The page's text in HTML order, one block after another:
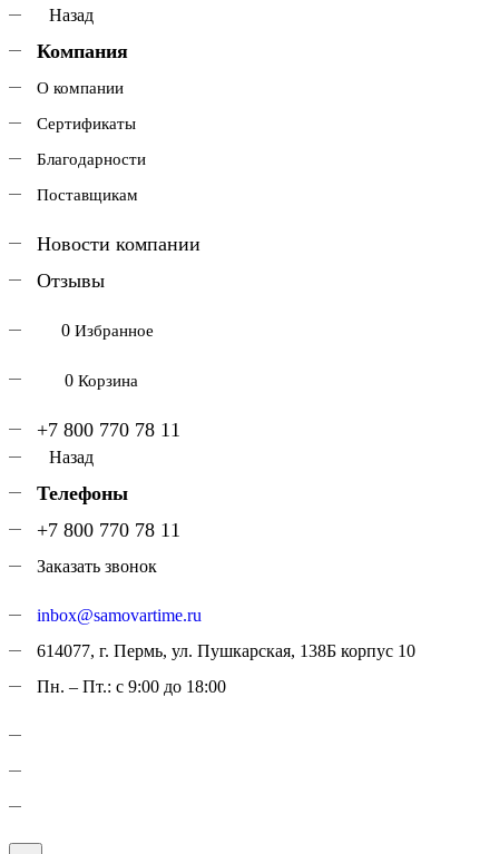
Назад
Компания
О компании
Сертификаты
Благодарности
Поставщикам
Новости компании
Отзывы
0 Избранное
0 Корзина
+7 800 770 78 11
Назад
Телефоны
+7 800 770 78 11
Заказать звонок
inbox@samovartime.ru
614077, г. Пермь, ул. Пушкарская, 138Б корпус 10
Пн. – Пт.: с 9:00 до 18:00